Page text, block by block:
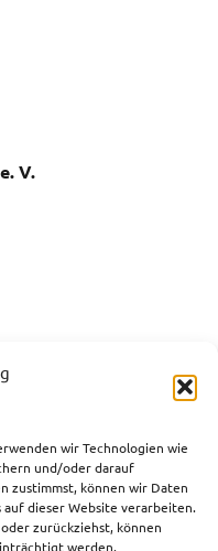
wir Technologien wie
und/oder darauf
zustimmst, können wir Daten
dieser Website verarbeiten.
zurückziehst, können
werden.
V.